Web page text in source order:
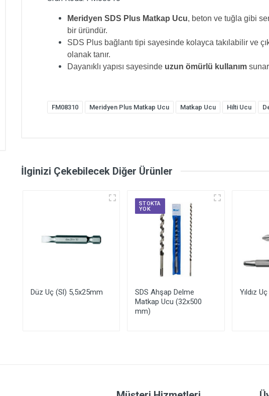
Meridyen SDS Plus Matkap Ucu, beton ve tuğla gibi
bir üründür.
SDS Plus bağlantı tipi sayesinde kolayca takılabilir ve
olanak tanır.
Dayanıklı yapısı sayesinde uzun ömürlü kullanım
FM08310 Meridyen Plus Matkap Ucu Matkap Ucu Hilti Ucu
İlginizi Çekebilecek Diğer Ürünler
Düz Uç (Sl) 5,5x25mm
STOKTA
YOK
SDS Ahşap Delme
Matkap Ucu (32x500
mm)
Yıldız